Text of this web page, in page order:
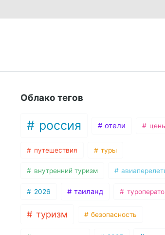
Облако тегов
россия отели
путешествия туры
внутренний туризм
2026 таиланд
туризм безопасность